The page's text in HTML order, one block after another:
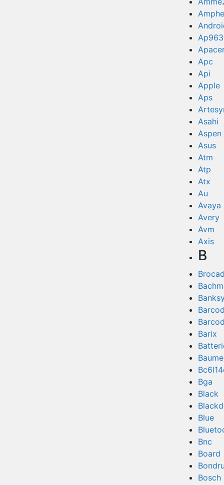
Apc
Api
Apple
Aps
Asahi
Aspen
Asus
Atm
Atp
Atx
Au
Avaya
Avery
Avm
Axis
B
Barix
Bga
Black
Blue
Bnc
Board
Bosch